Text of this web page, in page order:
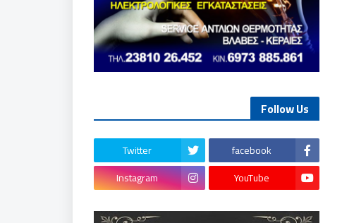
Follow Us
facebook
Twitter
YouTube
Instagram